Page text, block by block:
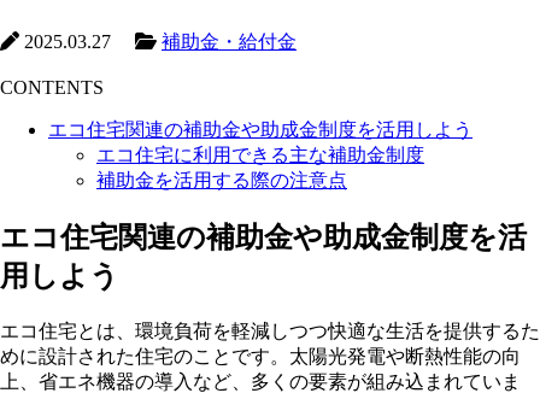
2025.03.27 補助金・給付金
CONTENTS
エコ住宅関連の補助金や助成金制度を活用しよう
エコ住宅に利用できる主な補助金制度
補助金を活用する際の注意点
エコ住宅関連の補助金や助成金制度を活
用しよう
エコ住宅とは、環境負荷を軽減しつつ快適な生活を提供するた
めに設計された住宅のことです。太陽光発電や断熱性能の向
上、省エネ機器の導入など、多くの要素が組み込まれていま